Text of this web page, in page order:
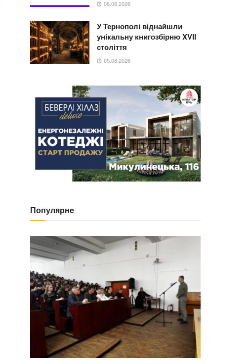
06.08.2026
У Тернополі віднайшли
унікальну книгозбірню XVII
століття
05.08.2026
Популярне